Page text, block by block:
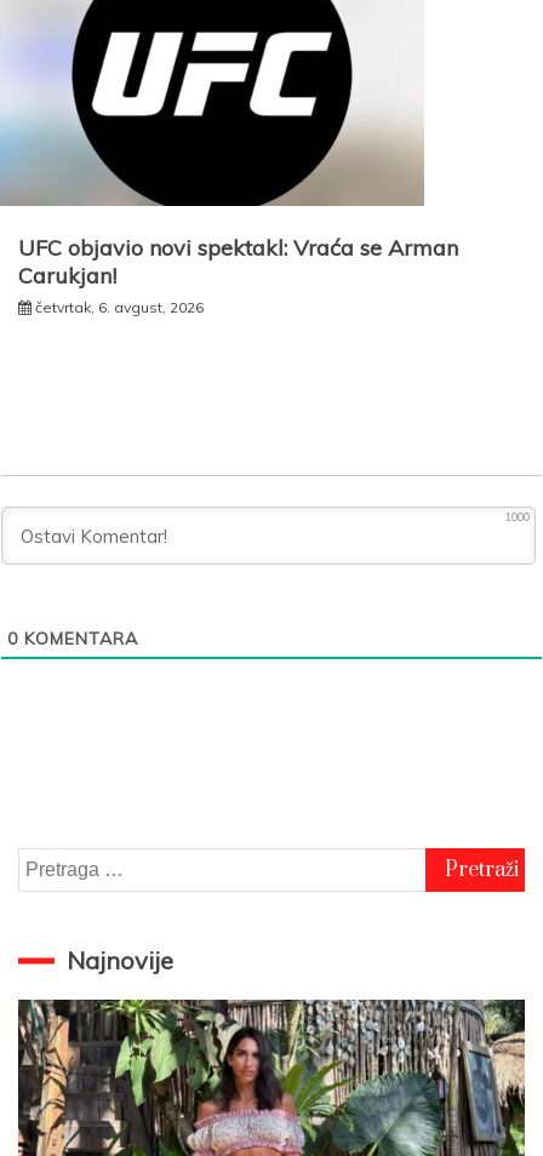
UFC objavio novi spektakl: Vraća se Arman
Carukjan!
četvrtak, 6. avgust, 2026
1000
0 KOMENTARA
Pretraga
za:
Najnovije